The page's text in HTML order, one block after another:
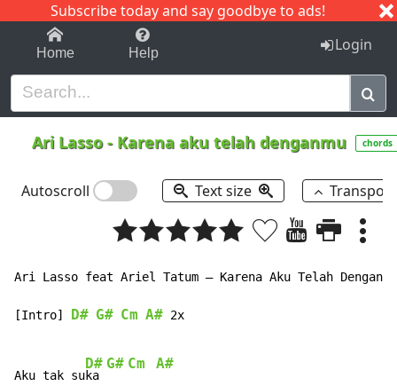
Subscribe today and say goodbye to ads!
1-9 C I J
Home Help Login
Ari Lasso- Karena aku telah denganmu chords
Autoscroll Text size
Ari Lasso feat Ariel Tatum – Karena Aku Telah Denganmu
[Intro] D# G# Cm A# 2x
Aku tak su
D#
ka
G# Cm A#